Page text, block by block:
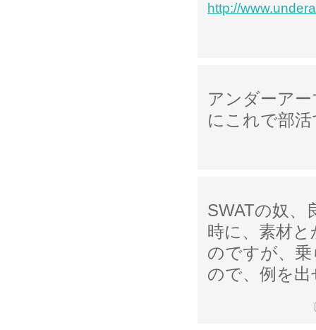
http://
アンダーア
にこれで部
SWATの奴、
時に、素材
のですが、
ので、例を